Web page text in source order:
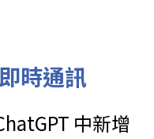
時通訊
中新增